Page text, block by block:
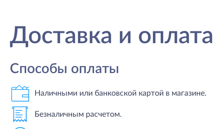
Доставка и оплата
Способы оплаты
Наличными или банковской картой в магазине.
Безналичным расчетом.